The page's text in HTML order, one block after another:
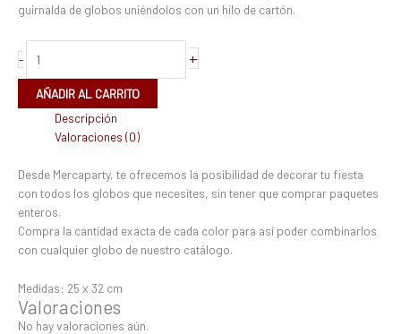
guirnalda de globos uniéndolos con un hilo de cartón.
- +
AÑADIR AL CARRITO
Descripción
Valoraciones (0)
Desde Mercaparty, te ofrecemos la posibilidad de decorar tu fiesta
con todos los globos que necesites, sin tener que comprar paquetes
enteros.
Compra la cantidad exacta de cada color para así poder combinarlos
con cualquier globo de nuestro catálogo.
Medidas: 25 x 32 cm
Valoraciones
No hay valoraciones aún.